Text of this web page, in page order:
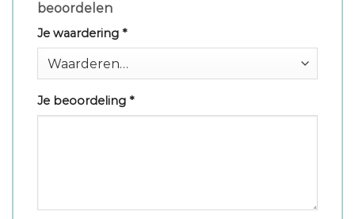
beoordelen
Je waardering *
Je beoordeling *